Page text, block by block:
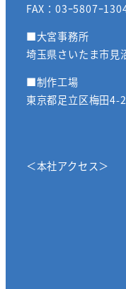
FAX：03ｰ5807ｰ
■大宮事務所
埼玉県さいたま市見
■制作工場
東京都足立区梅田4-
＜本社アクセス＞